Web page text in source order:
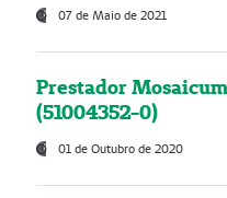
07 de Maio de 2021
Prestador
(51004352-0)
01 de Outubro de 2020